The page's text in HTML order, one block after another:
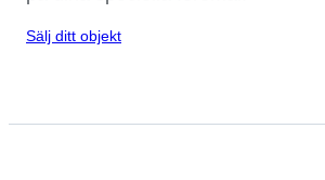
Sälj ditt objekt